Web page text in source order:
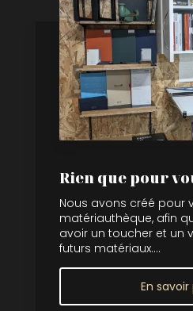
Rien que pour
Nous avons créé pour
matériauthèque, afin
avoir un toucher et un
futurs matériaux....
En savoir